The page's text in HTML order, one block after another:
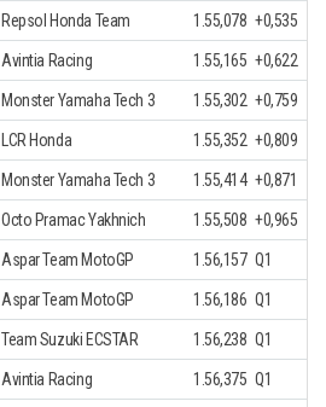
Repsol Honda Team 1.55,078 +0,535
Avintia Racing 1.55,165 +0,622
Monster Yamaha Tech 3 1.55,302 +0,759
LCR Honda 1.55,352 +0,809
Monster Yamaha Tech 3 1.55,414 +0,871
Octo Pramac Yakhnich 1.55,508 +0,965
Aspar Team MotoGP 1.56,157 Q1
Aspar Team MotoGP 1.56,186 Q1
Team Suzuki ECSTAR 1.56,238 Q1
Avintia Racing 1.56,375 Q1